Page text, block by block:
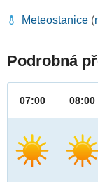
Meteostanice (
Podrobná
07:00 08:00